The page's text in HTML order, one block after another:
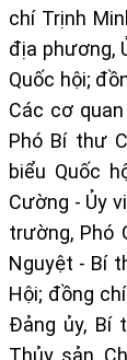
chí Trịnh
địa phương,
Quốc hội;
Các cơ
Phó Bí thư
biểu Quốc
Cường - Ủy
trường, Phó
Nguyệt - Bí
Hội; đồng
Đảng ủy, Bí
Thủy sản,